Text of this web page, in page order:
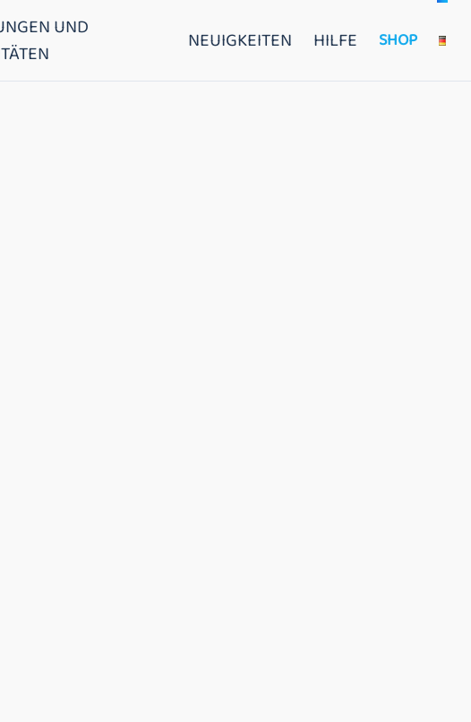
UND
NEUIGKEITEN HILFE SHOP